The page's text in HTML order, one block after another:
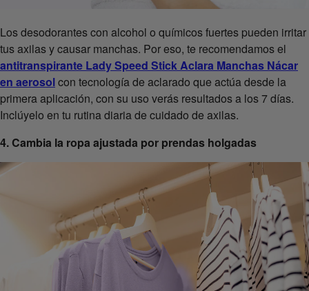
Los desodorantes con alcohol o químicos fuertes pueden irritar
tus axilas y causar manchas. Por eso, te recomendamos el
antitranspirante Lady Speed Stick Aclara Manchas Nácar
en aerosolcon tecnología de aclarado que actúa desde la
primera aplicación, con su uso verás resultados a los 7 días.
Inclúyelo en tu rutina diaria de cuidado de axilas.
4. Cambia la ropa ajustada por prendas holgadas